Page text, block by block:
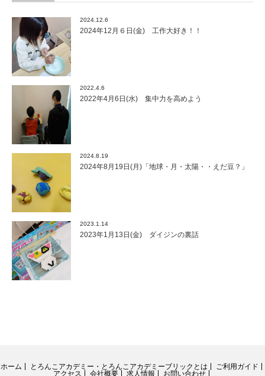
2024.12.6
2024年12月６日(金) 工作大好き！！
2022.4.6
2022年4月6日(水) 集中力を高めよう
2024.8.19
2024年8月19日(月)「地球・月・太陽・・えだ豆？」
2023.1.14
2023年1月13日(金) ダイジンの裏話
ホーム とろんこアカデミー・とろんこアカデミーブリックとは
ご利用ガイド
アクセス
会社概要 求人情報 お問い合わせ